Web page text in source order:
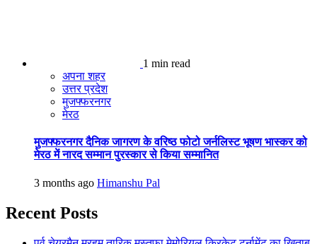
1 min read
अपना शहर
उत्तर प्रदेश
मुजफ्फरनगर
मेरठ
मुजफ्फरनगर दैनिक जागरण के वरिष्ठ फोटो जर्नलिस्ट भूषण भास्कर को
मेरठ में नारद सम्मान पुरस्कार से किया सम्मानित
3 months ago Himanshu Pal
Recent Posts